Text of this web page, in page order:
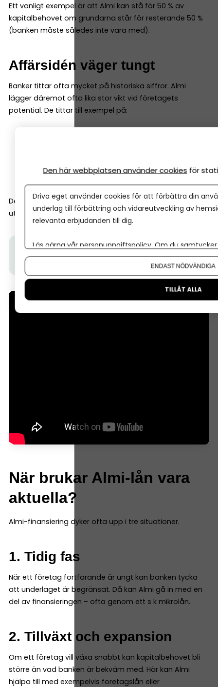
Ett vanligt exempel är att Almi kan stå för 50 % av
kapitalbehovet om grundarna står för resterande 50 %
(banken måste således inte vara med).
Affärsidén väger tungt
Banker tittar ofta mycket på historiska siffror. Almi
lägger däremot ofta lika stor vikt vid företagets
potential. De tittar till exempel på:
entreprenörens erfarenhet
Det gör att Almi ofta kan finansiera företag tidigare i
utvecklingen än vad banker gör.
Tips från Almi:I den här videon får du veta hur ett
Almilån fungerar.
När brukar Almi-lån vara
aktuella?
Almi-finansiering dyker ofta upp i tre situationer.
1. Tidig fas
När ett företag fortfarande är ungt kan banken tycka
att underlaget är begränsat. Då kan Almi gå in med en
del av finansieringen – ofta genom ett s k mikrolån.
2. Tillväxt och expansion
Om ett företag vill växa snabbt kan kapitalbehovet bli
större än vad banken är bekväm med. Här kan Almi
hjälpa till med exempelvis företagslån eller
Den här webbplatsen använder cookies för
Driva eget använder cookies för att förbättra din
underlag till förbättring och vidareutveckling av
relevanta erbjudanden till dig.
Läs gärna vår personuppgiftspolicy. Om du
Om du vill ändra ditt val i efterhand hittar du den
ENDAST NÖDVÄNDIGA
TILLÅT ALLA